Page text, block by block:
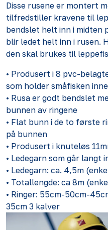
Disse rusene er montert
tilfredstiller kravene til
bendslet helt inn i midten
blir ledet helt inn i rusen.
den skal brukes til
• Produsert i 8 pvc-
som holder småfisken inne
• Rusa er godt bendslet
bunnen av ringene
• Flat bunn i de to første
på bunnen
• Produsert i knuteløs
• Ledegarn som går langt
• Ledegarn: ca. 4,5m
• Totallengde: ca 8m
• Ringer: 55cm-50cm-
35cm 3 kalver